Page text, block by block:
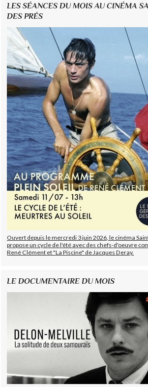
LES SÉANCES DU MOIS AU CINÉMA
DES PRÉS
Ouvert depuis le mercredi 3 juin 2026, le cinéma
propose un cycle de l'été avec des chefs-d'oeuvre
René Clément et "La Piscine" de Jacques Deray.
LE DOCUMENTAIRE DU MOIS